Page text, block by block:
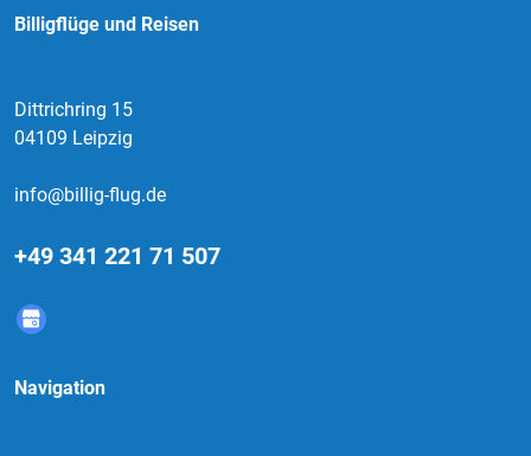
Billigflüge und Reisen
Dittrichring 15
04109 Leipzig
info@billig-flug.de
+49 341 221 71 507
Navigation